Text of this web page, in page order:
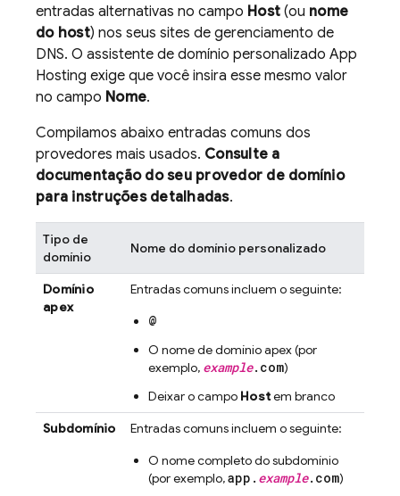
entradas alternativas no campo Host (ou nome
do host) nos seus sites de gerenciamento de
DNS. O assistente de domínio personalizado App
Hosting exige que você insira esse mesmo valor
no campo Nome.
Compilamos abaixo entradas comuns dos
provedores mais usados. Consulte a
documentação do seu provedor de domínio
para instruções detalhadas.
Tipo de
domínio
Nome do domínio personalizado
Domínio
apex
Entradas comuns incluem o seguinte:
@
O nome de domínio apex (por
exemplo, example.com)
Deixar o campo Hostem branco
Subdomínio
Entradas comuns incluem o seguinte:
O nome completo do subdomínio
(por exemplo,app. example.com)